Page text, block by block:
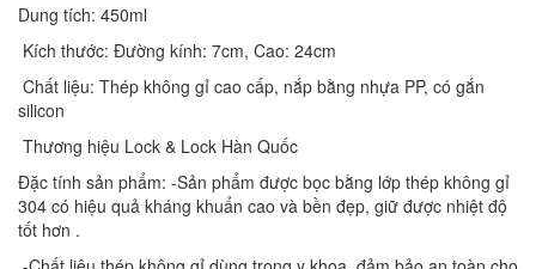
Dung tích: 450ml
Kích thước: Đường kính: 7cm, Cao: 24cm
silicon
Thương hiệu Lock & Lock Hàn Quốc
Đặc tính sản phẩm: -Sản phẩm được bọc bằng lớp thép không gỉ
304 có hiệu quả kháng khuẩn cao và bền đẹp, giữ được nhiệt độ
tốt hơn .